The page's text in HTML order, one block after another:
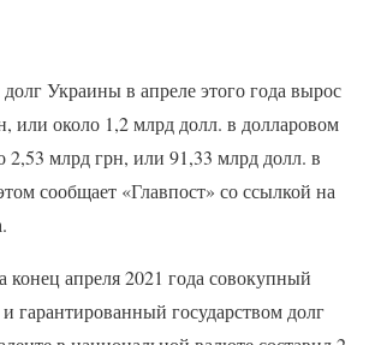
Украины в апреле этого года вырос
или около 1,2 млрд долл. в долларовом
2,53 млрд грн, или 91,33 млрд долл. в
сообщает «Главпост» со ссылкой на
конец апреля 2021 года совокупный
гарантированный государством долг